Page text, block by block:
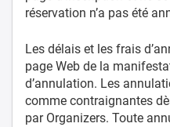
réservation n’a pas été
Les délais et les frais
page Web de la
d’annulation. Les
comme contraignantes
par Organizers. Toute